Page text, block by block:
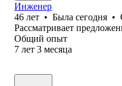
Инженер
46 лет • Была сегодня •
Рассматривает
Общий опыт
7 лет 3 месяца